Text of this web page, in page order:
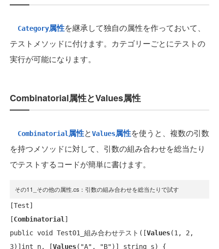
Category属性を継承して独自の属性を作っておいて、
テストメソッドに付けます。カテゴリーごとにテストの
実行が可能になります。
Combinatorial属性とValues属性
Combinatorial 属性とValues属性を使うと、複数の引数
を持つメソッドに対して、引数の組み合わせを総当たり
でテストするコードが簡単に書けます。
その11_その他の属性.cs：引数の組み合わせを総当たりで試す
[Test]
[Combinatorial
public void Test01_組み合わせテスト([Values(1, 2,
3)]int n, [Values( "A" , "B")] string s) {